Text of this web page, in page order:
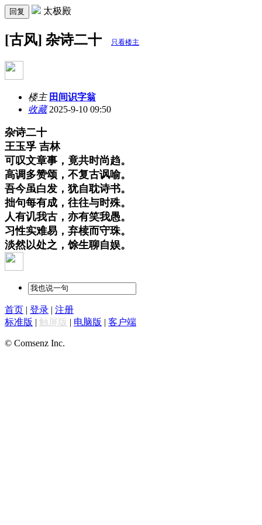
回复 太极殿
[古风] 杂诗二十 只看楼主
楼主 田间识字翁
收藏2025-9-10 09:50
杂诗二十
王玉孚 吉林
可叹文章事，竟共时尚趋。
高调多赞颂，不复古讽喻。
吾今虽白发，犹自耽诗书。
拙句每有成，往往与时殊。
人有讥我古，亦有笑我愚。
习性实难易，弃椟而守珠。
淡然以处之，馀生聊自娱。
首页 | 登录 | 注册
标准版 | 触屏版 | 电脑版 | 客户端
© Comsenz Inc.